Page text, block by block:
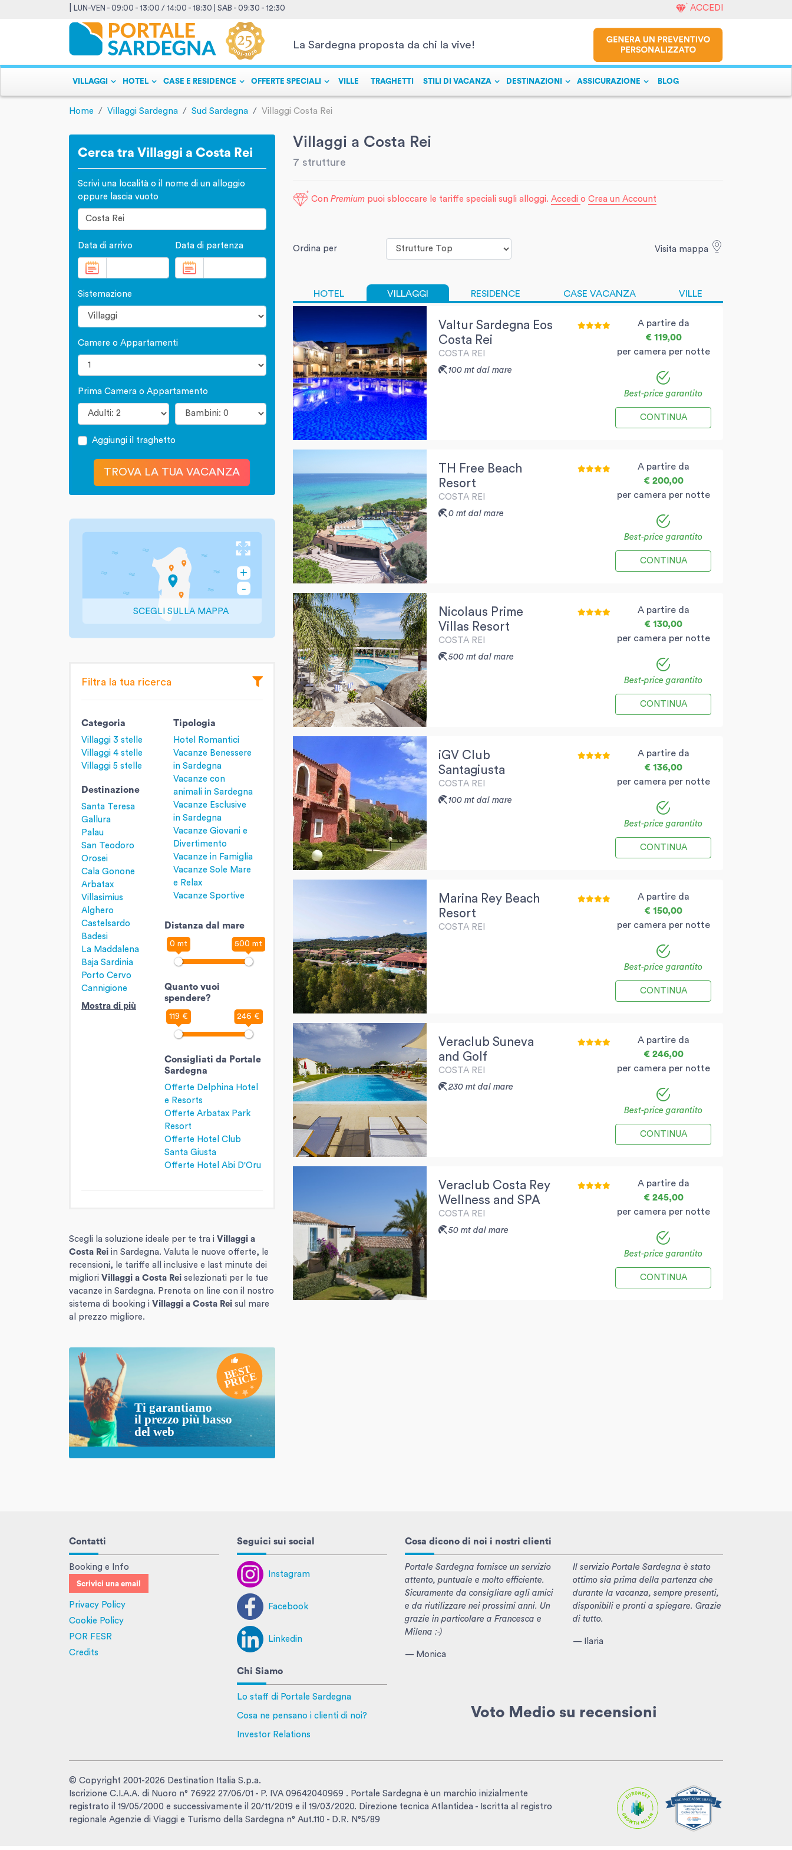
LUN-VEN - 09:00 - 13:00 / 14:00 - 18:30 | SAB - 09:30 - 12:30 ACCEDI
La Sardegna proposta da chi la vive!
VILLAGGI HOTEL CASE E RESIDENCE OFFERTE SPECIALI VILLE TRAGHETTI STILI DI VACANZA DESTINAZIONI ASSICURAZIONE BLOG
Home Villaggi Sardegna Sud Sardegna Villaggi Costa Rei
Cerca tra Villaggi a Costa Rei
Scrivi una località o il nome di un alloggio
oppure lascia vuoto
Data di arrivo Data di partenza
Sistemazione
Camere o Appartamenti
Prima Camera o Appartamento
Aggiungi il traghetto
TROVA LA TUA VACANZA
SCEGLI SULLA MAPPA
Filtra la tua ricerca
Categoria
Villaggi 3 stelle
Villaggi 4 stelle
Villaggi 5 stelle
Destinazione
Santa Teresa
Gallura
Palau
San Teodoro
Orosei
Cala Gonone
Arbatax
Villasimius
Alghero
Castelsardo
Badesi
La Maddalena
Baja Sardinia
Porto Cervo
Cannigione
Mostra di più
Tipologia
Hotel Romantici
Vacanze Benessere
in Sardegna
Vacanze con
animali in Sardegna
Vacanze Esclusive
in Sardegna
Vacanze Giovani e
Divertimento
Vacanze in Famiglia
Vacanze Sole Mare
e Relax
Vacanze Sportive
Distanza dal mare
0 mt 500 mt
Quanto vuoi
spendere?
119 € 246 €
Consigliati da Portale
Sardegna
Offerte Delphina Hotel
e Resorts
Offerte Arbatax Park
Resort
Offerte Hotel Club
Santa Giusta
Offerte Hotel Abi D'Oru
Scegli la soluzione ideale per te tra i Villaggi a
Costa Rei in Sardegna. Valuta le nuove offerte, le
recensioni, le tariffe all inclusive e last minute dei
migliori Villaggi a Costa Rei selezionati per le tue
vacanze in Sardegna. Prenota on line con il nostro
sistema di booking i Villaggi a Costa Rei sul mare
al prezzo migliore.
Villaggi a Costa Rei
7 strutture
Con Premium puoi sbloccare le tariffe speciali sugli alloggi. Accedi o Crea un Account
Ordina per Visita mappa
HOTEL VILLAGGI RESIDENCE CASE VACANZA VILLE
Valtur Sardegna Eos
Costa Rei
COSTA REI
100 mt dal mare
A partire da
€ 119,00
per camera per notte
Best-price garantito
CONTINUA
TH Free Beach
Resort
COSTA REI
0 mt dal mare
A partire da
€ 200,00
per camera per notte
Best-price garantito
CONTINUA
Nicolaus Prime
Villas Resort
COSTA REI
500 mt dal mare
A partire da
€ 130,00
per camera per notte
Best-price garantito
CONTINUA
iGV Club
Santagiusta
COSTA REI
100 mt dal mare
A partire da
€ 136,00
per camera per notte
Best-price garantito
CONTINUA
Marina Rey Beach
Resort
COSTA REI
A partire da
€ 150,00
per camera per notte
Best-price garantito
CONTINUA
Veraclub Suneva
and Golf
COSTA REI
230 mt dal mare
A partire da
€ 246,00
per camera per notte
Best-price garantito
CONTINUA
Veraclub Costa Rey
Wellness and SPA
COSTA REI
50 mt dal mare
A partire da
€ 245,00
per camera per notte
Best-price garantito
CONTINUA
Contatti
Booking e Info
Scrivici una email
Privacy Policy
Cookie Policy
POR FESR
Credits
Seguici sui social
Instagram
Facebook
Linkedin
Chi Siamo
Lo staff di Portale Sardegna
Cosa ne pensano i clienti di noi?
Investor Relations
Cosa dicono di noi i nostri clienti
Portale Sardegna fornisce un servizio
attento, puntuale e molto efficiente.
Sicuramente da consigliare agli amici
e da riutilizzare nei prossimi anni. Un
grazie in particolare a Francesca e
Milena :-)
— Monica
Il servizio Portale Sardegna è stato
ottimo sia prima della partenza che
durante la vacanza, sempre presenti,
disponibili e pronti a spiegare. Grazie
di tutto.
— Ilaria
Voto Medio su recensioni
© Copyright 2001-2026 Destination Italia S.p.a.
Iscrizione C.I.A.A. di Nuoro n° 76922 27/06/01 - P. IVA 09642040969 . Portale Sardegna è un marchio inizialmente
registrato il 19/05/2000 e successivamente il 20/11/2019 e il 19/03/2020. Direzione tecnica Atlantidea - Iscritta al registro
regionale Agenzie di Viaggi e Turismo della Sardegna n° Aut.110 - D.R. N°5/89